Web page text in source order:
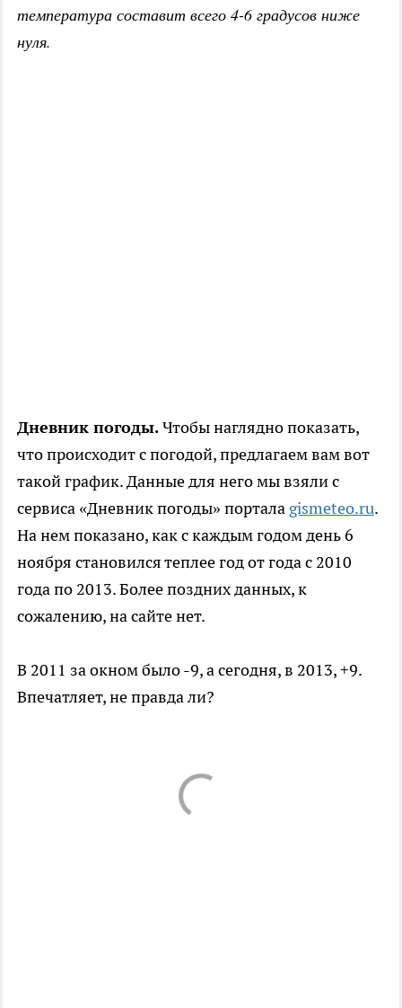
температура составит всего 4-6 градусов ниже
нуля.
Дневник погоды.Чтобы наглядно показать,
что происходит с погодой, предлагаем вам вот
такой график. Данные для него мы взяли с
сервиса «Дневник погоды» портала gismeteo.ru.
На нем показано, как с каждым годом день 6
ноября становился теплее год от года с 2010
года по 2013. Более поздних данных, к
сожалению, на сайте нет.
В 2011 за окном было -9, а сегодня, в 2013, +9.
Впечатляет, не правда ли?